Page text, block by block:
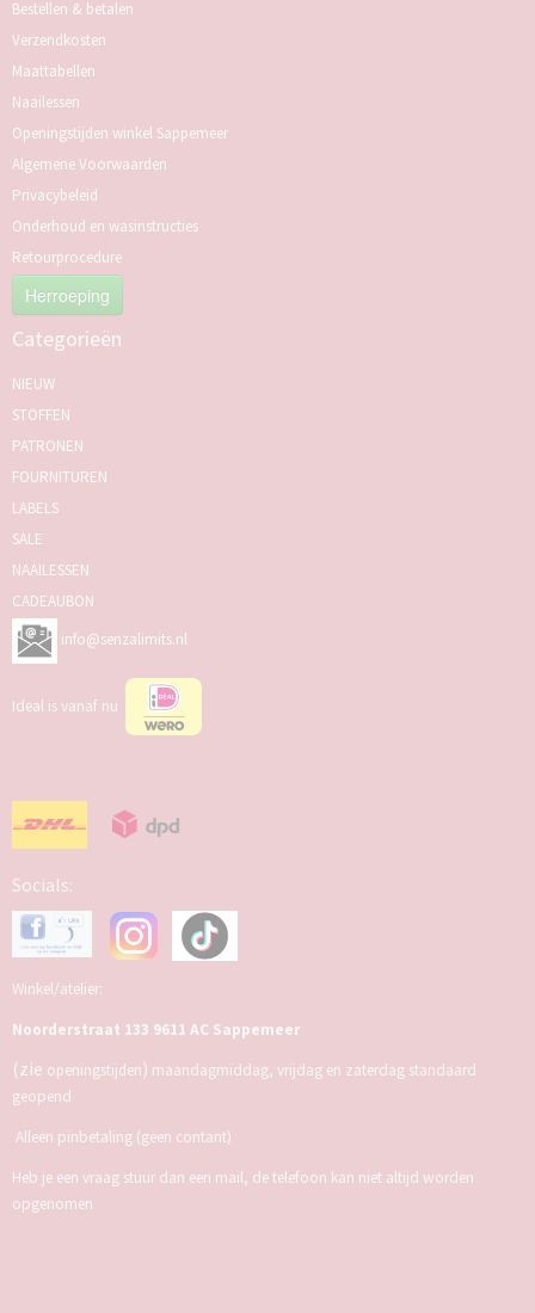
Bestellen & betalen
Verzendkosten
Maattabellen
Naailessen
Openingstijden winkel Sappemeer
Algemene Voorwaarden
Privacybeleid
Onderhoud en wasinstructies
Retourprocedure
Herroeping
Categorieën
NIEUW
STOFFEN
PATRONEN
FOURNITUREN
LABELS
SALE
NAAILESSEN
CADEAUBON
info@senzalimits.nl
Ideal is vanaf nu
Socials:
Winkel/atelier:
Noorderstraat 133 9611 AC Sappemeer
(zie openingstijden) maandagmiddag, vrijdag en zaterdag standaard
geopend
Alleen pinbetaling (geen contant)
Heb je een vraag stuur dan een mail, de telefoon kan niet altijd worden
opgenomen